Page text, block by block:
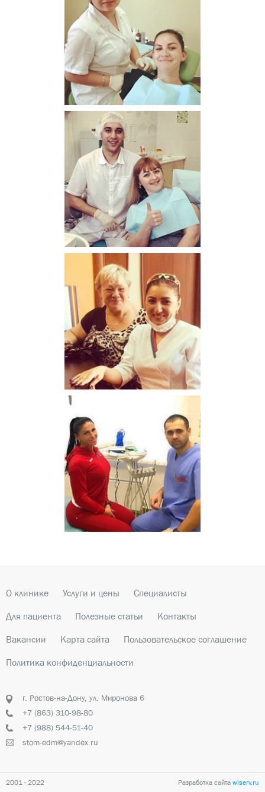
О клинике Услуги и цены Специалисты
Для пациента Полезные статьи Контакты
Вакансии Карта сайта Пользовательское соглашение
Политика конфиденциальности
г. Ростов-на-Дону, ул. Миронова 6
+7 (863) 310-98-80
+7 (988) 544-51-40
stom-edm@yandex.ru
2001 - 2022 Разработка сайта wiserv.ru